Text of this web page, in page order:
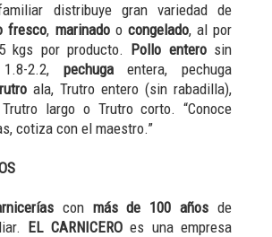
distribuye gran variedad de
fresco, marinado o congelado, al por
kgs por producto. Pollo enterosin
2.2, pechugaentera, pechuga
ala, Trutro entero (sin rabadilla),
largo o Trutro corto. “Conoce
cotiza con el maestro.”
con más de 100 años de
EL CARNICEROes una empresa